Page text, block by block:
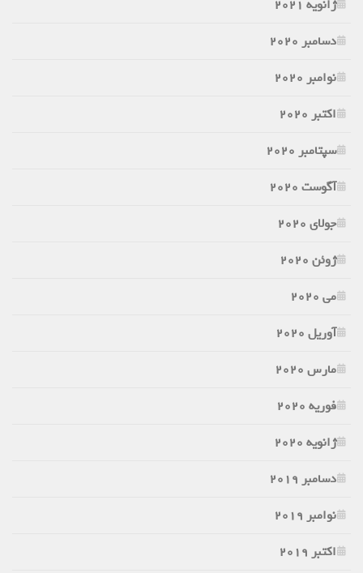
ژانویه 2021
دسامبر 2020
نوامبر 2020
اکتبر 2020
سپتامبر 2020
آگوست 2020
جولای 2020
ژوئن 2020
می 2020
آوریل 2020
مارس 2020
فوریه 2020
ژانویه 2020
دسامبر 2019
نوامبر 2019
اکتبر 2019